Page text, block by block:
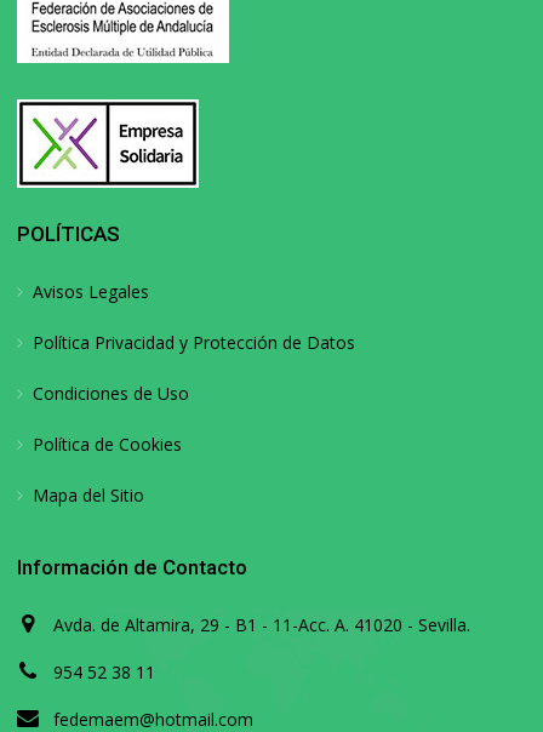
POLÍTICAS
Avisos Legales
Política Privacidad y Protección de Datos
Condiciones de Uso
Política de Cookies
Mapa del Sitio
Información de Contacto
Avda. de Altamira, 29 - B1 - 11-Acc. A. 41020 - Sevilla.
954 52 38 11
fedemaem@hotmail.com